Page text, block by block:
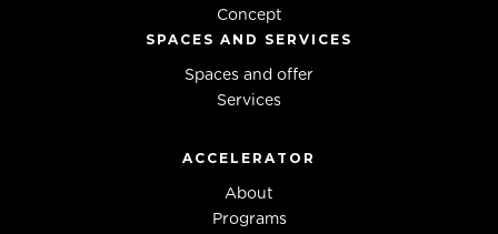
Concept
SPACES AND SERVICES
Spaces and offer
Services
ACCELERATOR
About
Programs